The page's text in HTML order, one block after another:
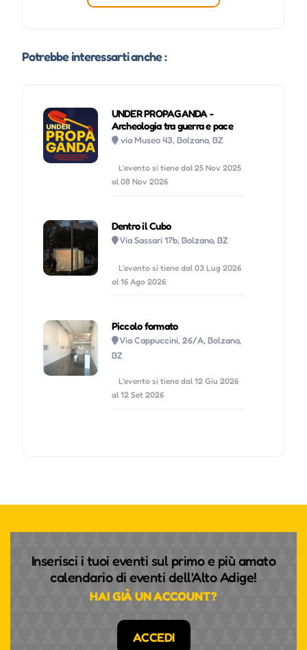
Potrebbe interessarti anche :
UNDER PROPAGANDA -
Archeologia tra guerra e pace
via Museo 43, Bolzano, BZ
L'evento si tiene dal 25 Nov 2025
al 08 Nov 2026
Dentro il Cubo
Via Sassari 17b, Bolzano, BZ
L'evento si tiene dal 03 Lug 2026
al 16 Ago 2026
Piccolo formato
Via Cappuccini, 26/A, Bolzano,
BZ
L'evento si tiene dal 12 Giu 2026
al 12 Set 2026
Inserisci i tuoi eventi sul primo e più amato
calendario di eventi dell'Alto Adige!
HAI GIÀ UN ACCOUNT?
ACCEDI